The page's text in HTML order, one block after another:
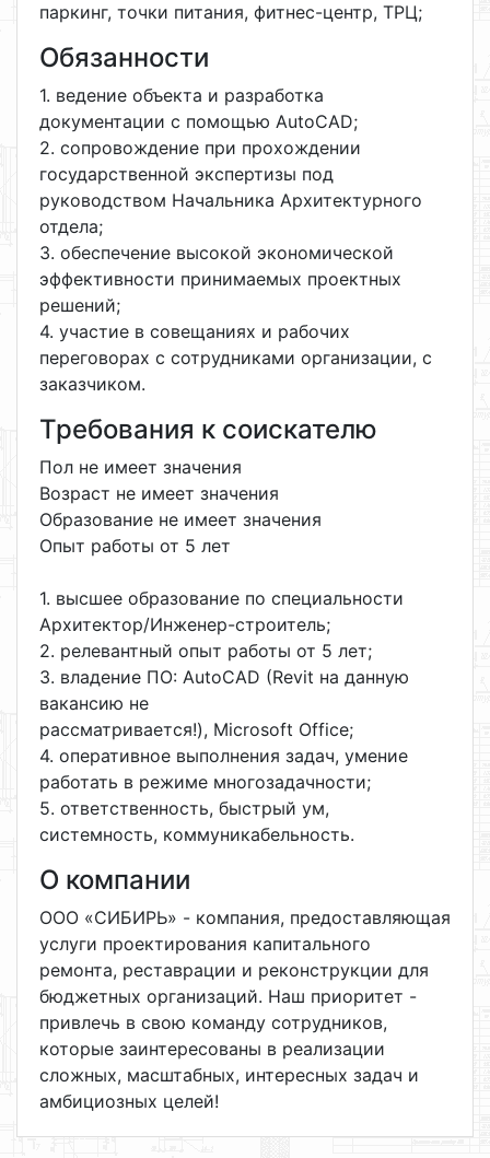
паркинг, точки питания, фитнес-центр, ТРЦ;
Обязанности
1. ведение объекта и разработка
документации с помощью AutoCAD;
2. сопровождение при прохождении
государственной экспертизы под
руководством Начальника Архитектурного
отдела;
3. обеспечение высокой экономической
эффективности принимаемых проектных
решений;
4. участие в совещаниях и рабочих
переговорах с сотрудниками организации, с
заказчиком.
Требования к соискателю
Пол не имеет значения
Возраст не имеет значения
Образование не имеет значения
Опыт работы от 5 лет
1. высшее образование по специальности
Архитектор/Инженер-строитель;
2. релевантный опыт работы от 5 лет;
3. владение ПО: AutoCAD (Revit на данную
вакансию не
рассматривается!), Microsoft Office;
4. оперативное выполнения задач, умение
работать в режиме многозадачности;
5. ответственность, быстрый ум,
системность, коммуникабельность.
О компании
ООО «СИБИРЬ» - компания, предоставляющая
услуги проектирования капитального
ремонта, реставрации и реконструкции для
бюджетных организаций. Наш приоритет -
привлечь в свою команду сотрудников,
которые заинтересованы в реализации
сложных, масштабных, интересных задач и
амбициозных целей!